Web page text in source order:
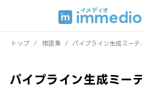
トップ / 用語集 / パイプライン生成ミ
パイプライン生成ミ